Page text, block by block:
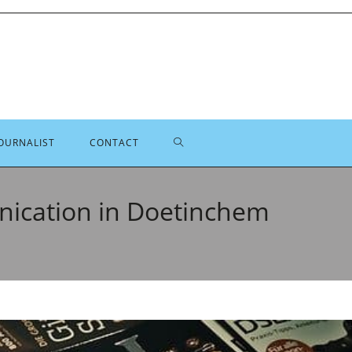
CONTACT TOGGLE
in Doetinchem